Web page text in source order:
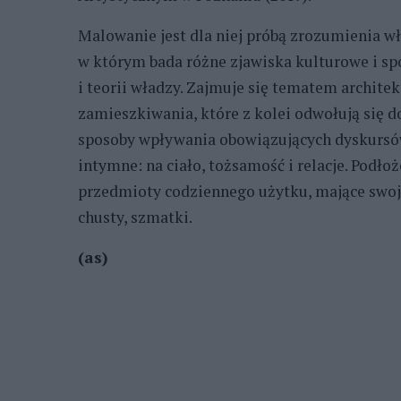
Malowanie jest dla niej próbą zrozumienia
w którym bada różne zjawiska kulturowe i
i teorii władzy. Zajmuje się tematem
zamieszkiwania, które z kolei odwołują się
sposoby wpływania obowiązujących
intymne: na ciało, tożsamość i relacje.
przedmioty codziennego użytku, mające
chusty, szmatki.
(as)